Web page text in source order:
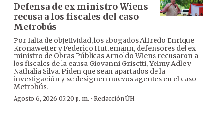
Defensa de ex ministro Wiens
recusa a los fiscales del caso
Metrobús
Por falta de objetividad, los abogados Alfredo Enrique
Kronawetter y Federico Huttemann, defensores del ex
ministro de Obras Públicas Arnoldo Wiens recusaron a
los fiscales de la causa Giovanni Grisetti, Yeimy Adle y
Nathalia Silva. Piden que sean apartados de la
investigación y se designen nuevos agentes en el caso
Metrobús.
Agosto 6, 2026 05:20 p. m. · Redacción ÚH